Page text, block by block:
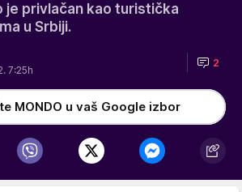
je privlačan kao turistička
u Srbiji.
7:25h
2
MONDO u vaš Google izbor